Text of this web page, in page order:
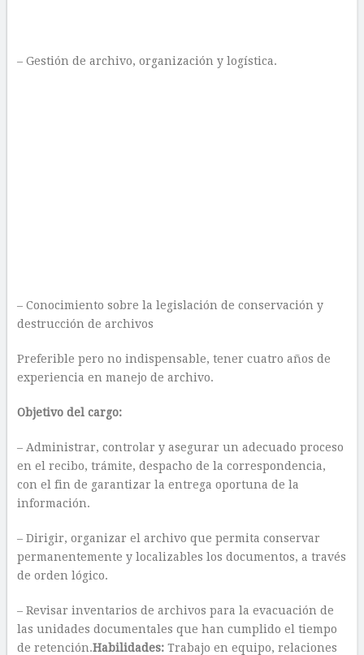
– Gestión de archivo, organización y logística.
– Conocimiento sobre la legislación de conservación y
destrucción de archivos
Preferible pero no indispensable, tener cuatro años de
experiencia en manejo de archivo.
Objetivo del cargo:
– Administrar, controlar y asegurar un adecuado proceso
en el recibo, trámite, despacho de la correspondencia,
con el fin de garantizar la entrega oportuna de la
información.
– Dirigir, organizar el archivo que permita conservar
permanentemente y localizables los documentos, a través
de orden lógico.
– Revisar inventarios de archivos para la evacuación de
las unidades documentales que han cumplido el tiempo
de retención.Habilidades:Trabajo en equipo, relaciones